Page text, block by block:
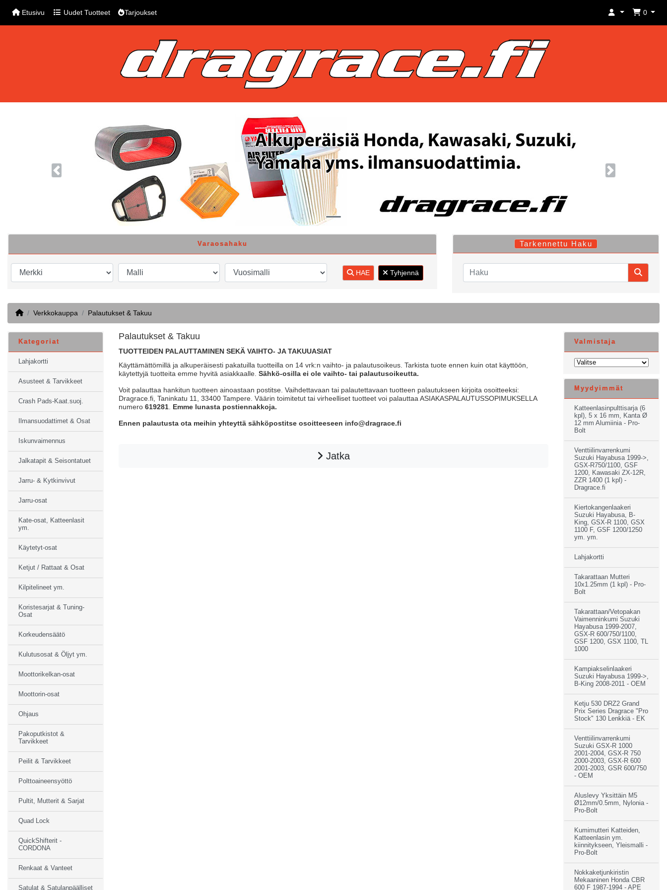
Etusivu Uudet Tuotteet Tarjoukset 0
Previous Next
Varaosahaku
HAE Tyhjennä
Tarkennettu Haku
HomeVerkkokauppa Palautukset & Takuu
Palautukset & Takuu
TUOTTEIDEN PALAUTTAMINEN SEKÄ VAIHTO- JA TAKUUASIAT
Käyttämättömillä ja alkuperäisesti pakatuilla tuotteilla on 14 vrk:n vaihto- ja palautusoikeus. Tarkista tuote ennen kuin otat käyttöön,
käytettyjä tuotteita emme hyvitä asiakkaalle. Sähkö-osilla ei ole vaihto- tai palautusoikeutta.
Voit palauttaa hankitun tuotteen ainoastaan postitse. Vaihdettavaan tai palautettavaan tuotteen palautukseen kirjoita osoitteeksi:
Dragrace.fi, Taninkatu 11, 33400 Tampere. Väärin toimitetut tai virheelliset tuotteet voi palauttaa ASIAKASPALAUTUSSOPIMUKSELLA
numero 619281 Emme lunasta postiennakkoja.
Ennen palautusta ota meihin yhteyttä sähköpostitse osoitteeseen info@dragrace.fi
Jatka
Kategoriat
Lahjakortti
Asusteet & Tarvikkeet
Crash Pads-Kaat.suoj.
Ilmansuodattimet & Osat
Iskunvaimennus
Jalkatapit & Seisontatuet
Jarru- & Kytkinvivut
Jarru-osat
Kate-osat, Katteenlasit
ym.
Käytetyt-osat
Ketjut / Rattaat & Osat
Kilpitelineet ym.
Koristesarjat & Tuning-
Osat
Korkeudensäätö
Kulutusosat & Öljyt ym.
Moottorikelkan-osat
Moottorin-osat
Ohjaus
Pakoputkistot &
Tarvikkeet
Peilit & Tarvikkeet
Polttoaineensyöttö
Pultit, Mutterit & Sarjat
Quad Lock
QuickShifterit -
CORDONA
Renkaat & Vanteet
Satulat & Satulanpäälliset
Valmistaja
Myydyimmät
Katteenlasinpulttisarja (6
kpl), 5 x 16 mm, Kanta Ø
12 mm Alumiinia - Pro-
Bolt
Venttiilinvarrenkumi
Suzuki Hayabusa 1999->,
GSX-R750/1100, GSF
1200, Kawasaki ZX-12R,
ZZR 1400 (1 kpl) -
Dragrace.fi
Kiertokangenlaakeri
Suzuki Hayabusa, B-
King, GSX-R 1100, GSX
1100 F, GSF 1200/1250
ym. ym.
Lahjakortti
Takarattaan Mutteri
10x1.25mm (1 kpl) - Pro-
Bolt
Takarattaan/Vetopakan
Vaimenninkumi Suzuki
Hayabusa 1999-2007,
GSX-R 600/750/1100,
GSF 1200, GSX 1100, TL
1000
Kampiakselinlaakeri
Suzuki Hayabusa 1999->,
B-King 2008-2011 - OEM
Ketju 530 DRZ2 Grand
Prix Series Dragrace "Pro
Stock" 130 Lenkkiä - EK
Venttiilinvarrenkumi
Suzuki GSX-R 1000
2001-2004, GSX-R 750
2000-2003, GSX-R 600
2001-2003, GSR 600/750
- OEM
Aluslevy Yksittäin M5
Ø12mm/0.5mm, Nylonia -
Pro-Bolt
Kumimutteri Katteiden,
Katteenlasin ym.
kiinnitykseen, Yleismalli -
Pro-Bolt
Nokkaketjunkiristin
Mekaaninen Honda CBR
600 F 1987-1994 - APE